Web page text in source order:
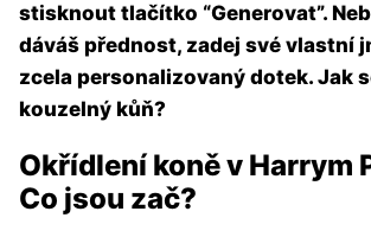
stisknout tlačítko “Generovat”.
dáváš přednost, zadej své vlastní
zcela personalizovaný dotek. Jak
kouzelný kůň?
Okřídlení koně v Harrym
Co jsou zač?